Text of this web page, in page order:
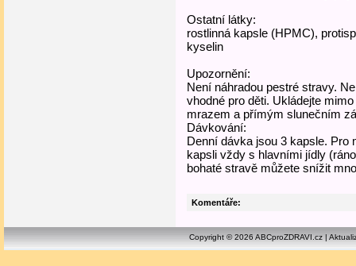
Ostatní látky:
rostlinná kapsle (HPMC),
kyselin
Upozornění:
Není náhradou pestré stravy.
vhodné pro děti. Ukládejte
mrazem a přímým slunečním
Dávkování:
Denní dávka jsou 3 kapsle. Pro
kapsli vždy s hlavními jídly
bohaté stravě můžete snížit
Komentáře:
Copyright © 2026 ABCproZDRAVI.cz |